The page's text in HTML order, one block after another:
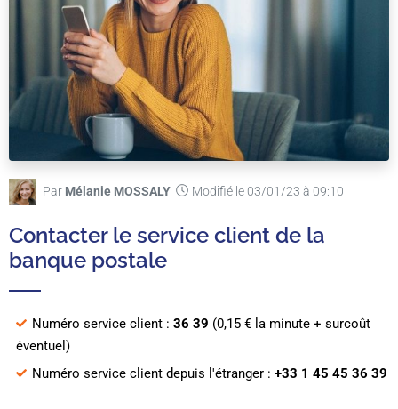
Par Mélanie MOSSALY Modifié le 03/01/23 à 09:10
Contacter le service client de la
banque postale
Numéro service client : 36 39 (0,15 € la minute + surcoût
éventuel)
Numéro service client depuis l'étranger : +33 1 45 45 36 39